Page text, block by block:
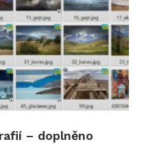
– doplněno